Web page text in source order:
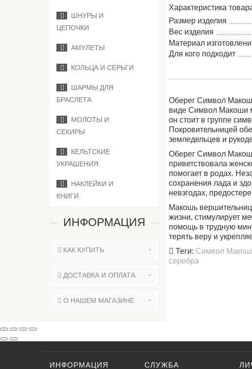
ШНУРЫ И
ЦЕПОЧКИ
АМУЛЕТЫ
КОЛЬЦА И СЕРЬГИ
ШАРМЫ ДЛЯ
БРАСЛЕТА
МОЛОТЫ И
СЕКИРЫ
КЕЛЬТСКИЕ
УКРАШЕНИЯ
НАКЛЕЙКИ И
КНИГИ
ИНФОРМАЦИЯ
КАК КУПИТЬ
ДОСТАВКА И ОПЛАТА
О НАШЕМ МАГАЗИНЕ
Характеристика
Размер изделия
Вес изделия
Материал
Для кого подходит
Оберег Символ
виде Символ Макоши
он стоит в группе
Покровительницей
земледельцев и
Оберег Символ
приветствовала
помогает в родах.
сохранения лада и
невзгодах,
Макошь
жизни, стимулирует
помощь в трудную
терять веру и
Теги: Символ
серебра
ИНФОРМАЦИЯ
СЛУЖБА